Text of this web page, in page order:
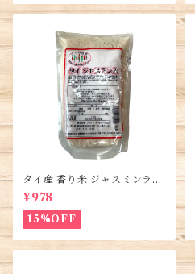
タイ産 香り米 ジャスミンライ
ス450g (2袋)・Thai Jasmine
Rice・Gao Thai
¥978
15%OFF